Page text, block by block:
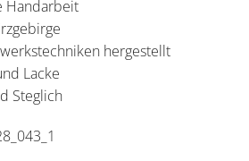
Handarbeit
hergestellt
Lacke
Steglich